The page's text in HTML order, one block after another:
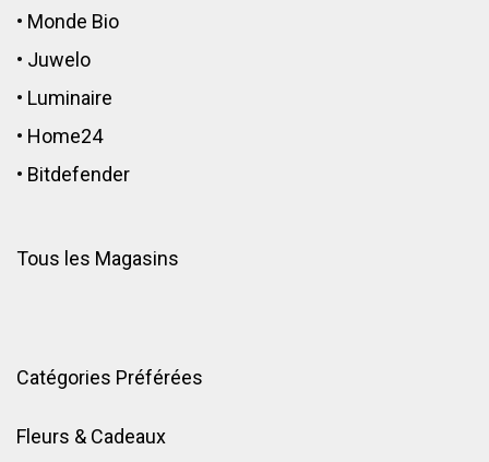
• Monde Bio
• Juwelo
• Luminaire
• Home24
• Bitdefender
Tous les Magasins
Catégories Préférées
Fleurs & Cadeaux